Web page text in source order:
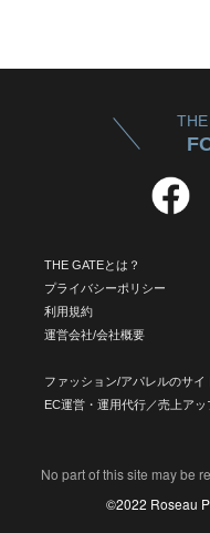
THE GATEとは？
プライバシーポリシー
利用規約
運営会社/会社概要
ファッション/アパレルのサイ
EC運営・運用代行／売上ア
No part of this site may be
©2022 Roseau